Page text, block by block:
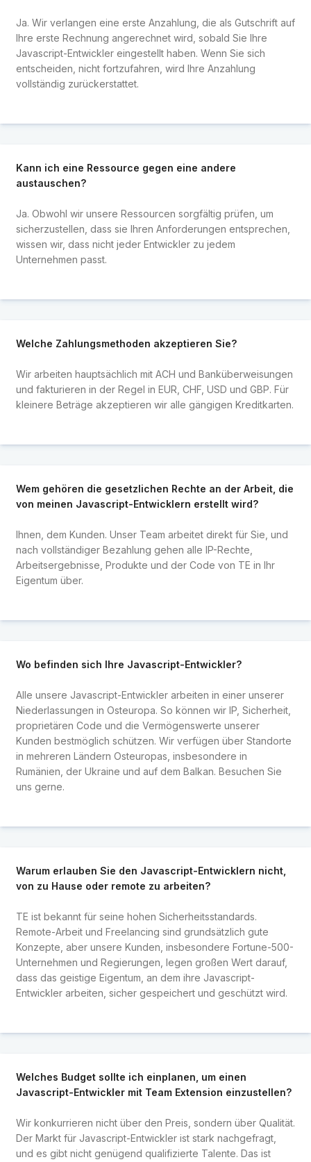
Ja. Wir verlangen eine erste Anzahlung, die als Gutschrift auf
Ihre erste Rechnung angerechnet wird, sobald Sie Ihre
Javascript-Entwickler eingestellt haben. Wenn Sie sich
entscheiden, nicht fortzufahren, wird Ihre Anzahlung
vollständig zurückerstattet.
Kann ich eine Ressource gegen eine andere
austauschen?
Ja. Obwohl wir unsere Ressourcen sorgfältig prüfen, um
sicherzustellen, dass sie Ihren Anforderungen entsprechen,
wissen wir, dass nicht jeder Entwickler zu jedem
Unternehmen passt.
Welche Zahlungsmethoden akzeptieren Sie?
Wir arbeiten hauptsächlich mit ACH und Banküberweisungen
und fakturieren in der Regel in EUR, CHF, USD und GBP. Für
kleinere Beträge akzeptieren wir alle gängigen Kreditkarten.
Wem gehören die gesetzlichen Rechte an der Arbeit, die
von meinen Javascript-Entwicklern erstellt wird?
Ihnen, dem Kunden. Unser Team arbeitet direkt für Sie, und
nach vollständiger Bezahlung gehen alle IP-Rechte,
Arbeitsergebnisse, Produkte und der Code von TE in Ihr
Eigentum über.
Wo befinden sich Ihre Javascript-Entwickler?
Alle unsere Javascript-Entwickler arbeiten in einer unserer
Niederlassungen in Osteuropa. So können wir IP, Sicherheit,
proprietären Code und die Vermögenswerte unserer
Kunden bestmöglich schützen. Wir verfügen über Standorte
in mehreren Ländern Osteuropas, insbesondere in
Rumänien, der Ukraine und auf dem Balkan. Besuchen Sie
uns gerne.
Warum erlauben Sie den Javascript-Entwicklern nicht,
von zu Hause oder remote zu arbeiten?
TE ist bekannt für seine hohen Sicherheitsstandards.
Remote-Arbeit und Freelancing sind grundsätzlich gute
Konzepte, aber unsere Kunden, insbesondere Fortune-500-
Unternehmen und Regierungen, legen großen Wert darauf,
dass das geistige Eigentum, an dem ihre Javascript-
Entwickler arbeiten, sicher gespeichert und geschützt wird.
Welches Budget sollte ich einplanen, um einen
Javascript-Entwickler mit Team Extension einzustellen?
Wir konkurrieren nicht über den Preis, sondern über Qualität.
Der Markt für Javascript-Entwickler ist stark nachgefragt,
und es gibt nicht genügend qualifizierte Talente. Das ist